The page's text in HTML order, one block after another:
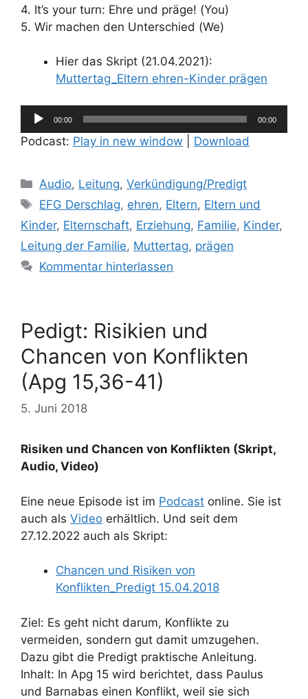
4. It’s your turn: Ehre und präge! (You)
5. Wir machen den Unterschied (We)
Hier das Skript (21.04.2021):
Muttertag_Eltern ehren-Kinder prägen
Audio-
Player
00:00 00:00
Podcast: Play in new window Download
Kategorien
Audio, Leitung,Verkündigung/Predigt
Schlagwörter
EFG Derschlag, ehren, Eltern, Eltern und
Kinder, Elternschaft, Erziehung, Familie, Kinder,
Leitung der Familie, Muttertag, prägen
Kommentar hinterlassen
Pedigt: Risikien und
Chancen von Konflikten
(Apg 15,36-41)
5. Juni 2018
Risiken und Chancen von Konflikten (Skript,
Audio, Video)
Eine neue Episode ist im Podcast online. Sie ist
auch als Video erhältlich. Und seit dem
27.12.2022 auch als Skript:
Chancen und Risiken von
Konflikten_Predigt 15.04.2018
Ziel: Es geht nicht darum, Konflikte zu
vermeiden, sondern gut damit umzugehen.
Dazu gibt die Predigt praktische Anleitung.
Inhalt: In Apg 15 wird berichtet, dass Paulus
und Barnabas einen Konflikt, weil sie sich